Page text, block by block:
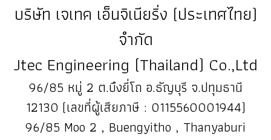
บริษัท เจเทค เอ็นจิเนียริ่ง (ประเทศไทย)
จำกัด
Jtec Engineering (Thailand) Co.,Ltd
96/85 หมู่ 2 ต.บึงยี่โถ อ.ธัญบุรี จ.ปทุมธานี
12130 (เลขที่ผู้เสียภาษี : 0115560001944)
96/85 Moo 2 , Buengyitho , Thanyaburi